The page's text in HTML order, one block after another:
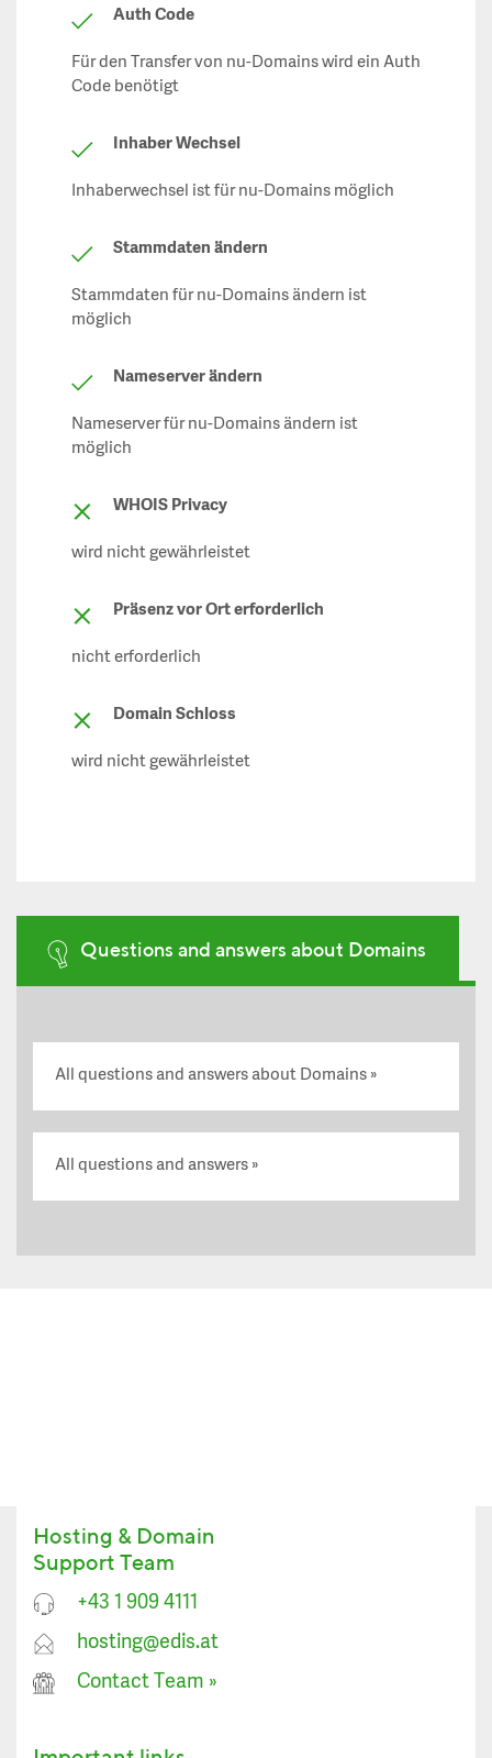
Auth Code
Für den Transfer von nu-Domains wird ein Auth
Code benötigt
Inhaber Wechsel
Inhaberwechsel ist für nu-Domains möglich
Stammdaten ändern
Stammdaten für nu-Domains ändern ist
möglich
Nameserver ändern
Nameserver für nu-Domains ändern ist
möglich
WHOIS Privacy
wird nicht gewährleistet
Präsenz vor Ort erforderlich
nicht erforderlich
Domain Schloss
wird nicht gewährleistet
Questions and answers about Domains
All questions and answers about Domains
All questions and answers
Hosting & Domain
Support Team
+43 1 909 4111
hosting@edis.at
Contact Team »